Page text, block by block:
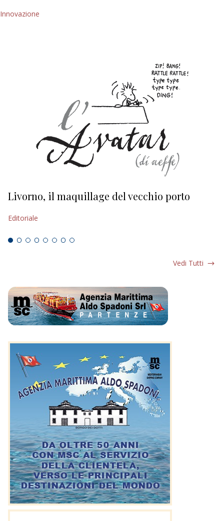
Innovazione
Livorno, il maquillage del vecchio porto
Editoriale
Vedi Tutti